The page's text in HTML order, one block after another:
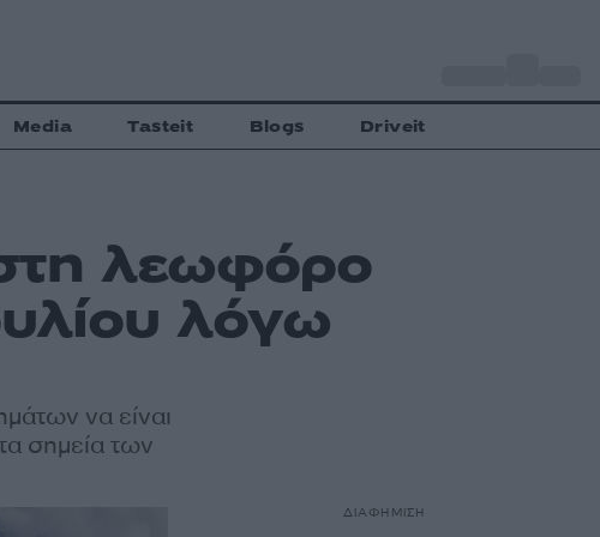
Media Tasteit Blogs Driveit
λεωφόρο
λόγω
να είναι
σημεία των
ΔΙΑΦΗΜΙΣΗ